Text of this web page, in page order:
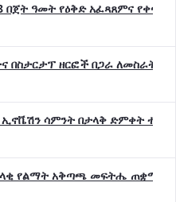
በጀት ዓመት የዕቅድ አፈጻጸምና
በስታርታፕ ዘርፎች በጋራ ለመስራት
ኢኖቬሽን ሳምንት በታላቅ ድምቀት
የልማት አቅጣጫ መፍትሔ ጠቋሚ